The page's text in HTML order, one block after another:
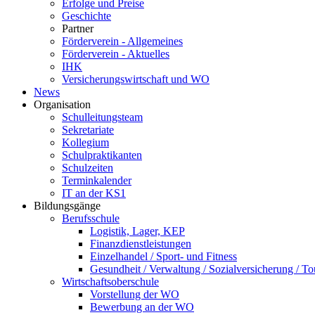
Erfolge und Preise
Geschichte
Partner
Förderverein - Allgemeines
Förderverein - Aktuelles
IHK
Versicherungswirtschaft und WO
News
Organisation
Schulleitungsteam
Sekretariate
Kollegium
Schulpraktikanten
Schulzeiten
Terminkalender
IT an der KS1
Bildungsgänge
Berufsschule
Logistik, Lager, KEP
Finanzdienstleistungen
Einzelhandel / Sport- und Fitness
Gesundheit / Verwaltung / Sozialversicherung /
Wirtschaftsoberschule
Vorstellung der WO
Bewerbung an der WO